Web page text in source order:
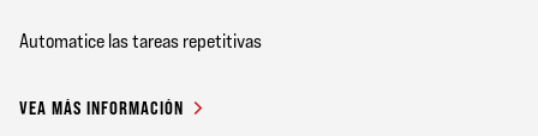
Automatice las tareas repetitivas
VEA MÁS INFORMACIÓN